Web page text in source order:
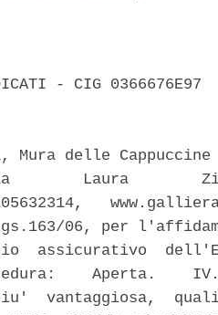
- CIG 0366676E97
Mura delle Cappuccine
Laura
06, per
assicurativo
Aperta.
piu'  vantaggiosa,